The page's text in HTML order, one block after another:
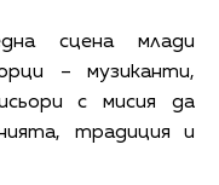
сцена млади
– музиканти,
с мисия да
традиция и